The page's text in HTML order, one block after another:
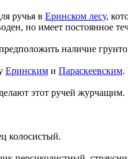
ручья в Еринском лесу,
но имеет постоянное
наличие
Еринским и Параскеевским.
этот ручей журчащим.
колосистый.